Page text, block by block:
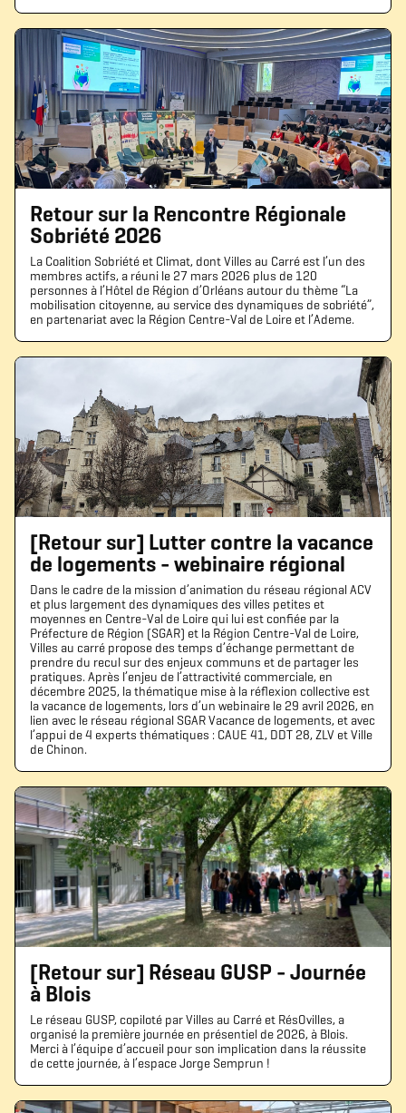
Retour sur la Rencontre Régionale
Sobriété 2026
La Coalition Sobriété et Climat, dont Villes au Carré est l’un des
membres actifs, a réuni le 27 mars 2026 plus de 120
personnes à l’Hôtel de Région d’Orléans autour du thème “La
mobilisation citoyenne, au service des dynamiques de sobriété”,
en partenariat avec la Région Centre-Val de Loire et l’Ademe.
[Retour sur] Lutter contre la vacance
de logements - webinaire régional
Dans le cadre de la mission d’animation du réseau régional ACV
et plus largement des dynamiques des villes petites et
moyennes en Centre-Val de Loire qui lui est confiée par la
Préfecture de Région (SGAR) et la Région Centre-Val de Loire,
Villes au carré propose des temps d’échange permettant de
prendre du recul sur des enjeux communs et de partager les
pratiques. Après l’enjeu de l’attractivité commerciale, en
décembre 2025, la thématique mise à la réflexion collective est
la vacance de logements, lors d’un webinaire le 29 avril 2026, en
lien avec le réseau régional SGAR Vacance de logements, et avec
l’appui de 4 experts thématiques : CAUE 41, DDT 28, ZLV et Ville
de Chinon.
[Retour sur] Réseau GUSP - Journée
à Blois
Le réseau GUSP, copiloté par Villes au Carré et RésOvilles, a
organisé la première journée en présentiel de 2026, à Blois.
Merci à l’équipe d’accueil pour son implication dans la réussite
de cette journée, à l’espace Jorge Semprun !